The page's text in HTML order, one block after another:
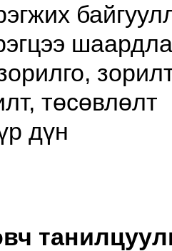
төсөвлөлт
дүн